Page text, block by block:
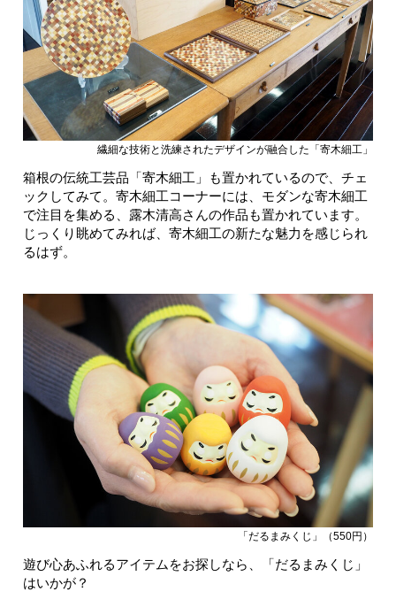
繊細な技術と洗練されたデザインが融合した「寄木細工」
箱根の伝統工芸品「寄木細工」も置かれているので、チェ
ックしてみて。寄木細工コーナーには、モダンな寄木細工
で注目を集める、露木清高さんの作品も置かれています。
じっくり眺めてみれば、寄木細工の新たな魅力を感じられ
るはず。
「だるまみくじ」（550円）
遊び心あふれるアイテムをお探しなら、「だるまみくじ」
はいかが？